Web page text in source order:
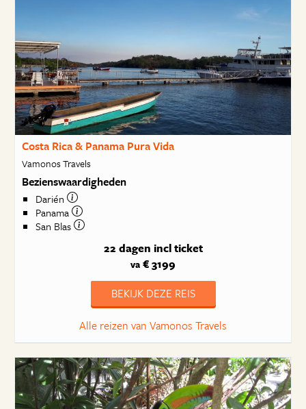
Costa Rica & Panama Pura Vida
Vamonos Travels
Bezienswaardigheden
Darién
Panama
San Blas
22 dagen incl ticket
va € 3199
BEKIJK DEZE REIS
Alle reizen van Vamonos Travels